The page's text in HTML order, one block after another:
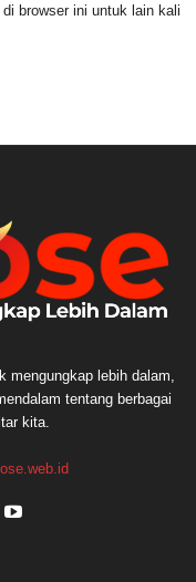
browser ini untuk lain kali
mengungkap lebih dalam,
tentang berbagai
kita.